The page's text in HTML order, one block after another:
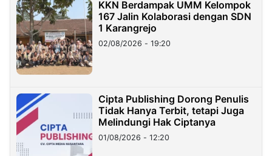
KKN Berdampak UMM Kelompok
167 Jalin Kolaborasi dengan SDN
1 Karangrejo
02/08/2026 - 19:20
Cipta Publishing Dorong Penulis
Tidak Hanya Terbit, tetapi Juga
Melindungi Hak Ciptanya
01/08/2026 - 12:20